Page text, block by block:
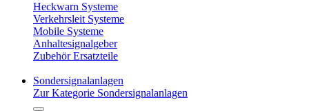
Heckwarn Systeme
Verkehrsleit Systeme
Mobile Systeme
Anhaltesignalgeber
Zubehör Ersatzteile
Sondersignalanlagen
Zur Kategorie Sondersignalanlagen